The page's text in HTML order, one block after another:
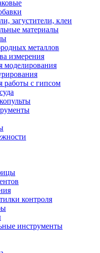
загустители, клеи
материалы
металлов
измерения
моделирования
работы с гипсом
контроля
инструменты